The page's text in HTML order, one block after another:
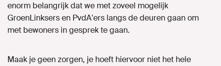
enorm belangrijk dat we met zoveel mogelijk
GroenLinksers en PvdA'ers langs de deuren gaan om
met bewoners in gesprek te gaan.
Maak je geen zorgen, je hoeft hiervoor niet het hele